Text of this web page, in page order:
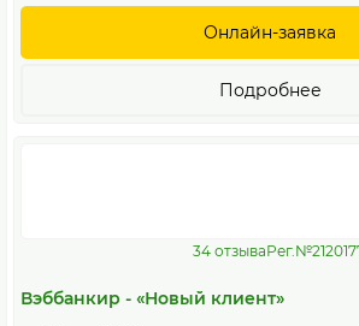
Онлайн-заявка
Подробнее
34 отзыва
Вэббанкир - «Новый клиент»